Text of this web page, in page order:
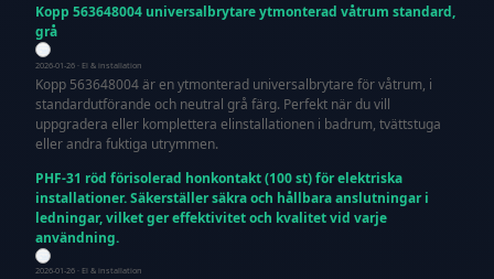
Kopp 563648004 universalbrytare ytmonterad våtrum standard,
grå
2026-01-26 · El & installation
Kopp 563648004 är en ytmonterad universalbrytare för våtrum, i
standardutförande och neutral grå färg. Perfekt när du vill
uppgradera eller komplettera elinstallationen i badrum, tvättstuga
eller andra fuktiga utrymmen.
PHF-31 röd förisolerad honkontakt (100 st) för elektriska
installationer. Säkerställer säkra och hållbara anslutningar i
ledningar, vilket ger effektivitet och kvalitet vid varje
användning.
2026-01-26 · El & installation